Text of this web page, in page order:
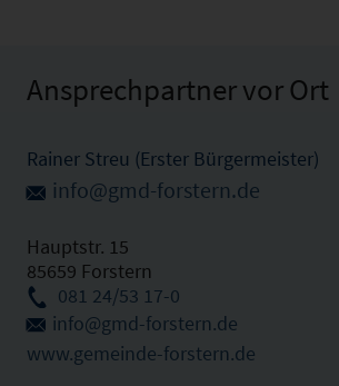
Ansprechpartner vor Ort
Rainer Streu (Erster Bürgermeister)
info@gmd-forstern.de
Hauptstr. 15
85659 Forstern
081 24/53 17-0
info@gmd-forstern.de
www.gemeinde-forstern.de